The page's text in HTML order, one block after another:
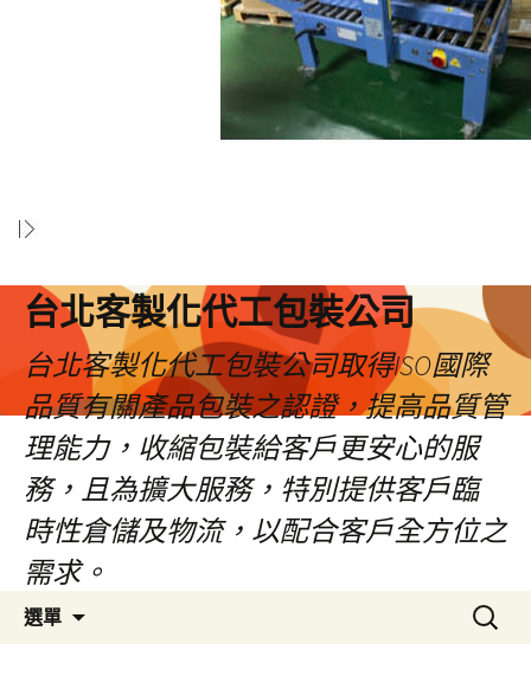
台北客製化代工包裝公司
台北客製化代工包裝公司取得ISO國際
品質有關產品包裝之認證，提高品質管
理能力，收縮包裝給客戶更安心的服
務，且為擴大服務，特別提供客戶臨
時性倉儲及物流，以配合客戶全方位之
需求。
選單
搜
尋